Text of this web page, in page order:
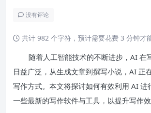
没有评论
共计 982 个字符，预计需要花费 3 分钟才
随着人工智能技术的不断进步，AI 在
日益广泛，从生成文章到撰写小说，AI 正
写作方式。本文将探讨如何有效利用 AI 进
一些最新的写作软件与工具，以提升写作效